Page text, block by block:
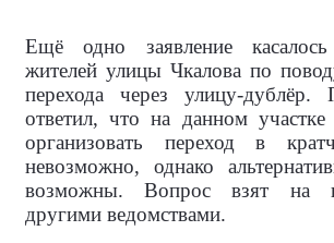
Ещё одно заявление
жителей улицы Чкалова по
перехода через улицу-дублёр.
ответил, что на данном
организовать переход в
невозможно, однако
возможны. Вопрос взят на
другими ведомствами.